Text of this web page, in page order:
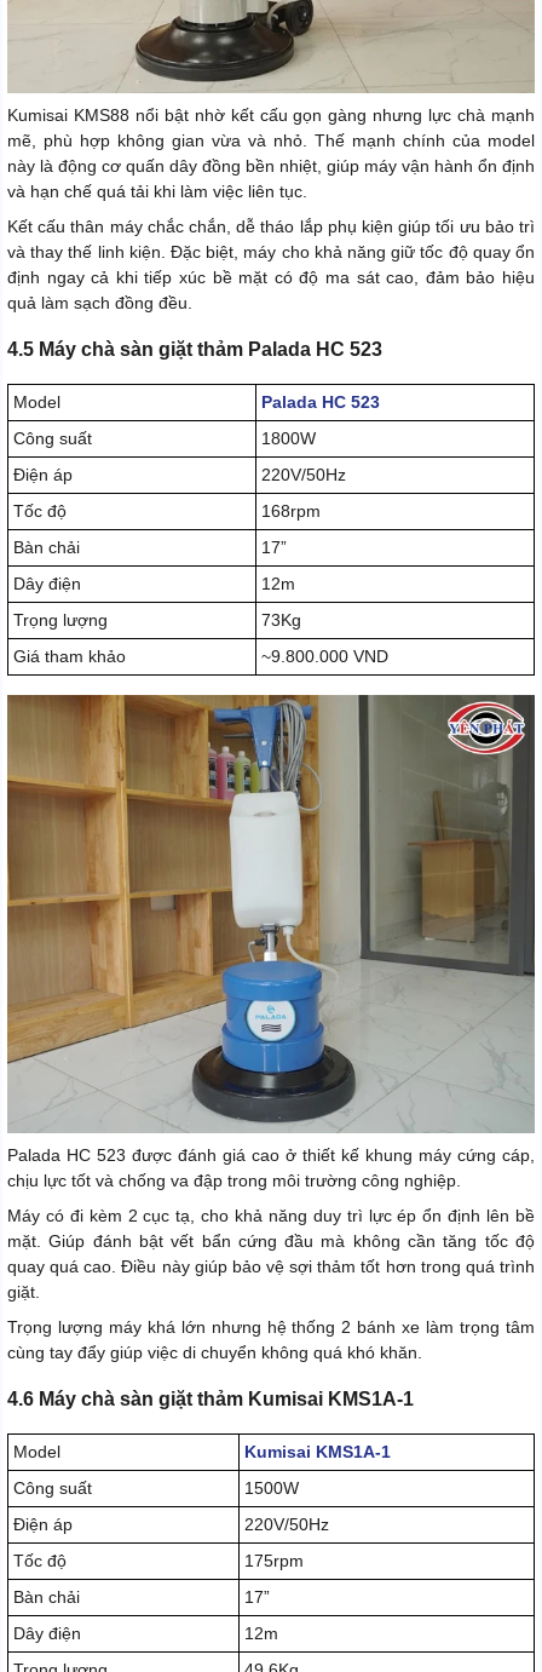
Kumisai KMS88 nổi bật nhờ kết cấu gọn gàng nhưng lực chà mạnh
mẽ, phù hợp không gian vừa và nhỏ. Thế mạnh chính của model
này là động cơ quấn dây đồng bền nhiệt, giúp máy vận hành ổn định
và hạn chế quá tải khi làm việc liên tục.
Kết cấu thân máy chắc chắn, dễ tháo lắp phụ kiện giúp tối ưu bảo trì
và thay thế linh kiện. Đặc biệt, máy cho khả năng giữ tốc độ quay ổn
định ngay cả khi tiếp xúc bề mặt có độ ma sát cao, đảm bảo hiệu
quả làm sạch đồng đều.
4.5 Máy chà sàn giặt thảm Palada HC 523
Model
Palada HC 523
Công suất
1800W
Điện áp
220V/50Hz
Tốc độ
168rpm
Bàn chải
17”
Dây điện
12m
Trọng lượng
73Kg
Giá tham khảo
~9.800.000 VND
Palada HC 523 được đánh giá cao ở thiết kế khung máy cứng cáp,
chịu lực tốt và chống va đập trong môi trường công nghiệp.
Máy có đi kèm 2 cục tạ, cho khả năng duy trì lực ép ổn định lên bề
mặt. Giúp đánh bật vết bẩn cứng đầu mà không cần tăng tốc độ
quay quá cao. Điều này giúp bảo vệ sợi thảm tốt hơn trong quá trình
giặt.
Trọng lượng máy khá lớn nhưng hệ thống 2 bánh xe làm trọng tâm
cùng tay đẩy giúp việc di chuyển không quá khó khăn.
4.6 Máy chà sàn giặt thảm Kumisai KMS1A-1
Model
Kumisai KMS1A-1
Công suất
1500W
Điện áp
220V/50Hz
Tốc độ
175rpm
Bàn chải
17”
Dây điện
12m